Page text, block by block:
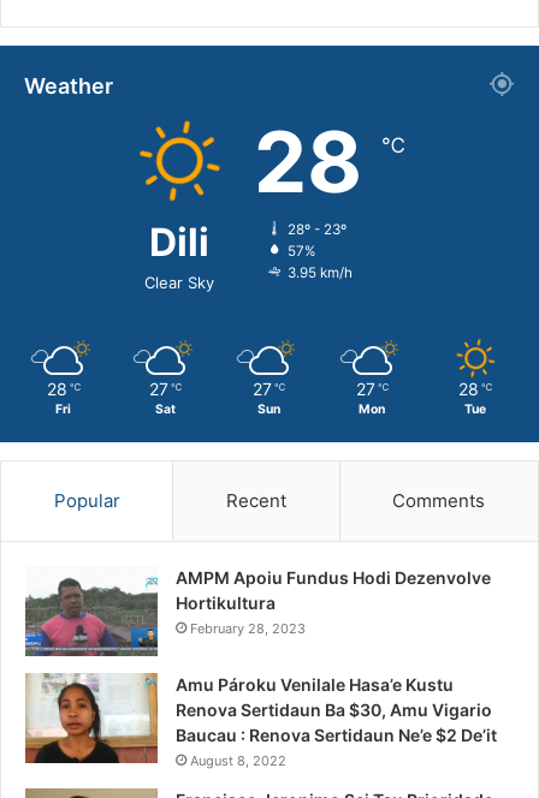
Weather
Dili
Clear Sky
28 ℃
28º - 23º
57%
3.95 km/h
28 ℃
Fri
27 ℃
Sat
27 ℃
Sun
27 ℃
Mon
28 ℃
Tue
Popular Recent Comments
AMPM Apoiu Fundus Hodi Dezenvolve
Hortikultura
February 28, 2023
Amu Pároku Venilale Hasa’e Kustu
Renova Sertidaun Ba $30, Amu Vigario
Baucau : Renova Sertidaun Ne’e $2 De’it
August 8, 2022